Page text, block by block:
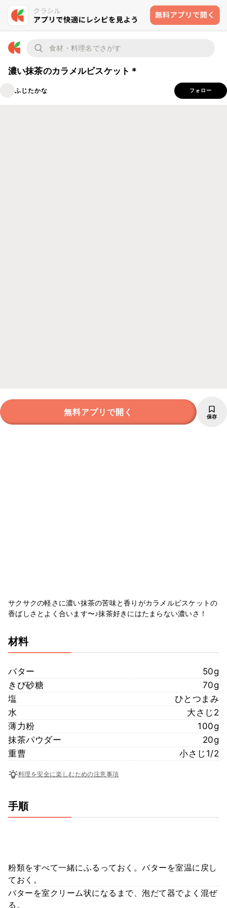
濃い抹茶のカラメルビスケット＊
ふじたかな フォロー
無料アプリで開く 保存
サクサクの軽さに濃い抹茶の苦味と香りがカラメルビスケットの
香ばしさとよく合います〜♪抹茶好きにはたまらない濃いさ！
材料
バター
50g
きび砂糖
70g
塩
ひとつまみ
水
大さじ2
薄力粉
100g
抹茶パウダー
20g
重曹
小さじ1/2
料理を安全に楽しむための注意事項
手順
粉類をすべて一緒にふるっておく。バターを室温に戻し
ておく。
バターを室クリーム状になるまで、泡だて器でよく混ぜ
る。